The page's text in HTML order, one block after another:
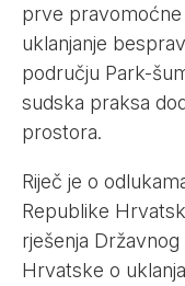
prve
uklanjanje
području Park-
sudska praksa
prostora.
Riječ je o
Republike
rješenja
Hrvatske o